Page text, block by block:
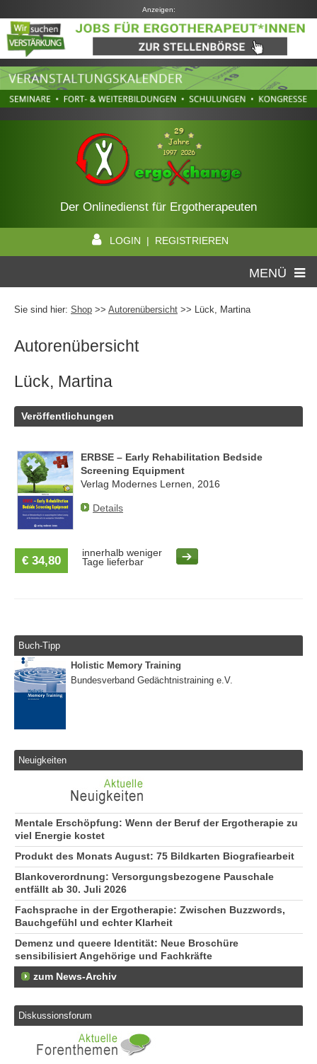
Anzeigen:
Der Onlinedienst für Ergotherapeuten
LOGIN | REGISTRIEREN
MENÜ
Sie sind hier: Shop >> Autorenübersicht >> Lück, Martina
Autorenübersicht
Lück, Martina
Veröffentlichungen
ERBSE – Early Rehabilitation Bedside
Screening Equipment
Verlag Modernes Lernen, 2016
Details
€ 34,80
innerhalb weniger
Tage lieferbar
Buch-Tipp
Holistic Memory Training
Bundesverband Gedächtnistraining e.V.
Neuigkeiten
Mentale Erschöpfung: Wenn der Beruf der Ergotherapie zu
viel Energie kostet
Produkt des Monats August: 75 Bildkarten Biografiearbeit
Blankoverordnung: Versorgungsbezogene Pauschale
entfällt ab 30. Juli 2026
Fachsprache in der Ergotherapie: Zwischen Buzzwords,
Bauchgefühl und echter Klarheit
Demenz und queere Identität: Neue Broschüre
sensibilisiert Angehörige und Fachkräfte
zum News-Archiv
Diskussionsforum